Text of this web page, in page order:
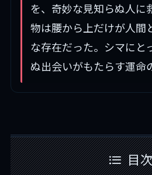
を、奇妙な見知らぬ人に
物は腰から上だけが人間
な存在だった。シマにと
ぬ出会いがもたらす運命
目